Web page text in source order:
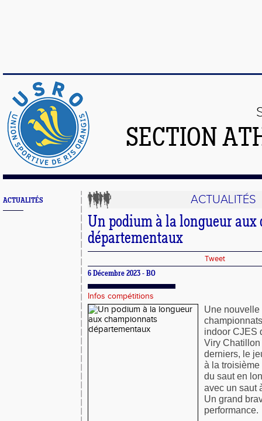
SECTION
ACTUALITÉS ACTUALITÉS
Un podium à la longueur aux
départementaux
Tweet
6 Décembre 2023 - BO
Infos compétitions
Une
indoor CJES
Viry
derniers, le
à la
du saut en
avec un saut
Un grand
performance.